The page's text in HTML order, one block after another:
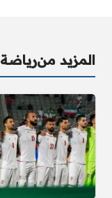
المزيد منرياضة